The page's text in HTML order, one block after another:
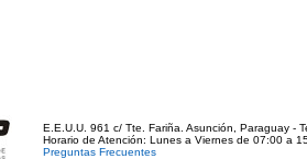
E.E.U.U. 961 c/ Tte. Fariña. Asunción, Paraguay -
Horario de Atención: Lunes a Viernes de 07:00 a
Preguntas Frecuentes